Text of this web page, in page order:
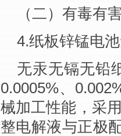
（二）有毒有
4.纸板锌锰电
无汞无镉无铅
0.0005%、
械加工性能，采
整电解液与正极